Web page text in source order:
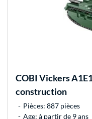
COBI Vickers
construction
Pièces: 887 pièces
Age: à partir de 9 ans